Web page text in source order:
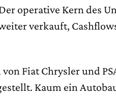
operative Kern des
verkauft,
Fiat Chrysler und
Kaum ein